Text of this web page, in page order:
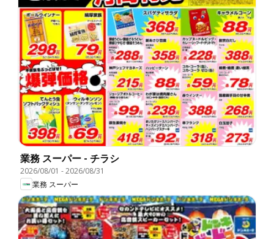
業務 スーパー - チラシ
2026/08/01 -2026/08/31
業務 スーパー